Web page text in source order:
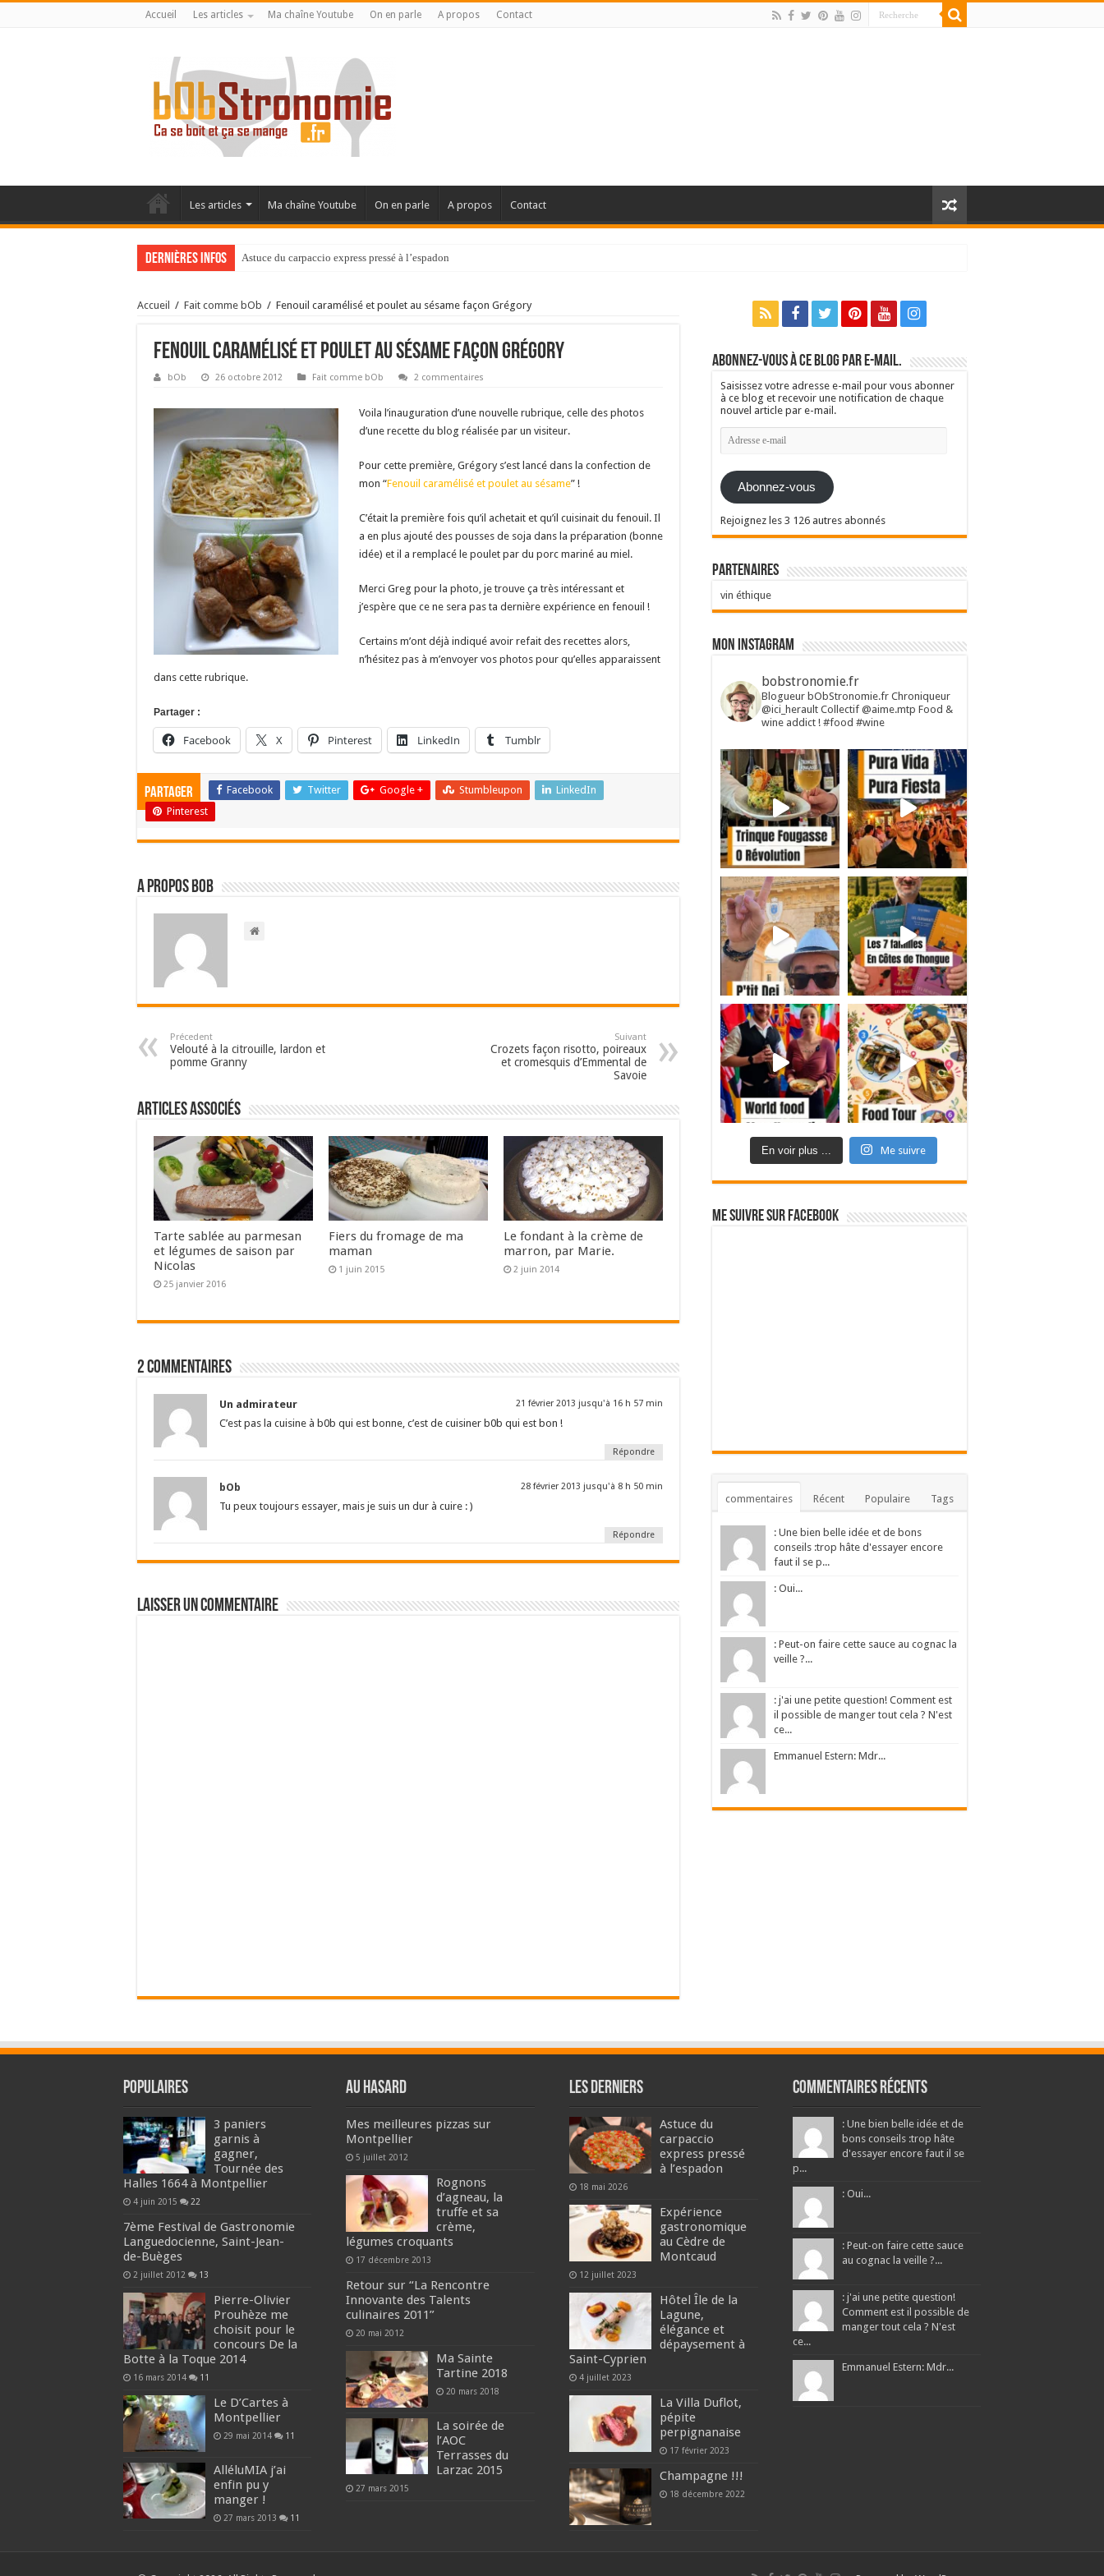
Accueil Les articles Ma chaîne Youtube On en parle A propos Contact
Les articles Ma chaîne Youtube On en parle A propos Contact
Dernières infos Astuce du carpaccio express pressé à l’espadon
Accueil / Fait comme bOb / Fenouil caramélisé et poulet au sésame façon Grégory
Fenouil caramélisé et poulet au sésame façon Grégory
bOb 26 octobre 2012 Fait comme bOb 2 commentaires
Voila l’inauguration d’une nouvelle rubrique, celle des photos
d’une recette du blog réalisée par un visiteur.
Pour cette première, Grégory s’est lancé dans la confection de
mon “Fenouil caramélisé et poulet au sésame” !
C’était la première fois qu’il achetait et qu’il cuisinait du fenouil. Il
a en plus ajouté des pousses de soja dans la préparation (bonne
idée) et il a remplacé le poulet par du porc mariné au miel.
Merci Greg pour la photo, je trouve ça très intéressant et
j’espère que ce ne sera pas ta dernière expérience en fenouil !
Certains m’ont déjà indiqué avoir refait des recettes alors,
n’hésitez pas à m’envoyer vos photos pour qu’elles apparaissent
dans cette rubrique.
Partager :
Facebook X Pinterest LinkedIn Tumblr
Partager Facebook Twitter Google + Stumbleupon
LinkedIn
Pinterest
A propos bOb
Précedent
Velouté à la citrouille, lardon et
pomme Granny
Suivant
Crozets façon risotto, poireaux
et cromesquis d’Emmental de
Savoie
Articles associés
Tarte sablée au parmesan
et légumes de saison par
Nicolas
25 janvier 2016
Fiers du fromage de ma
maman
1 juin 2015
Le fondant à la crème de
marron, par Marie.
2 juin 2014
2 commentaires
Un admirateur 21 février 2013 jusqu'à 16 h 57 min
C’est pas la cuisine à b0b qui est bonne, c’est de cuisiner b0b qui est bon !
Répondre
bOb 28 février 2013 jusqu'à 8 h 50 min
Tu peux toujours essayer, mais je suis un dur à cuire : )
Répondre
Laisser un commentaire
Abonnez-vous à ce blog par e-mail.
Saisissez votre adresse e-mail pour vous abonner
à ce blog et recevoir une notification de chaque
nouvel article par e-mail.
Adresse
e-
Abonnez-vous
Rejoignez les 3 126 autres abonnés
Partenaires
vin éthique
Mon Instagram
bobstronomie.fr
Blogueur bObStronomie.fr Chroniqueur
@ici_herault Collectif @aime.mtp Food &
wine addict ! #food #wine
En voir plus ... Me suivre
Me suivre sur Facebook
commentaires Récent Populaire Tags
: Une bien belle idée et de bons
conseils :trop hâte d'essayer encore
faut il se p...
: Oui...
: Peut-on faire cette sauce au cognac la
veille ?...
: j'ai une petite question! Comment est
il possible de manger tout cela ? N'est
ce...
Emmanuel Estern: Mdr...
Populaires
3 paniers
garnis à
gagner,
Tournée des
Halles 1664 à Montpellier
4 juin 2015 22
7ème Festival de Gastronomie
Languedocienne, Saint-Jean-
de-Buèges
2 juillet 2012 13
Pierre-Olivier
Prouhèze me
choisit pour le
concours De la
Botte à la Toque 2014
16 mars 2014 11
Le D’Cartes à
Montpellier
29 mai 2014 11
AlléluMIA j’ai
enfin pu y
manger !
27 mars 2013 11
Au hasard
Mes meilleures pizzas sur
Montpellier
5 juillet 2012
Rognons
d’agneau, la
truffe et sa
crème,
légumes croquants
17 décembre 2013
Retour sur “La Rencontre
Innovante des Talents
culinaires 2011”
20 mai 2012
Ma Sainte
Tartine 2018
20 mars 2018
La soirée de
l’AOC
Terrasses du
Larzac 2015
27 mars 2015
Les derniers
Astuce du
carpaccio
express pressé
à l’espadon
18 mai 2026
Expérience
gastronomique
au Cèdre de
Montcaud
12 juillet 2023
Hôtel Île de la
Lagune,
élégance et
dépaysement à
Saint-Cyprien
4 juillet 2023
La Villa Duflot,
pépite
perpignanaise
17 février 2023
Champagne !!!
18 décembre 2022
Commentaires récents
: Une bien belle idée et de
bons conseils :trop hâte
d'essayer encore faut il se
p...
: Oui...
: Peut-on faire cette sauce
au cognac la veille ?...
: j'ai une petite question!
Comment est il possible de
manger tout cela ? N'est
ce...
Emmanuel Estern: Mdr...